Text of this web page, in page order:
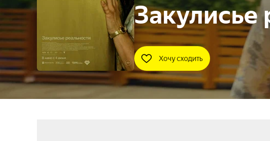
Закулисье
Хочу сходить